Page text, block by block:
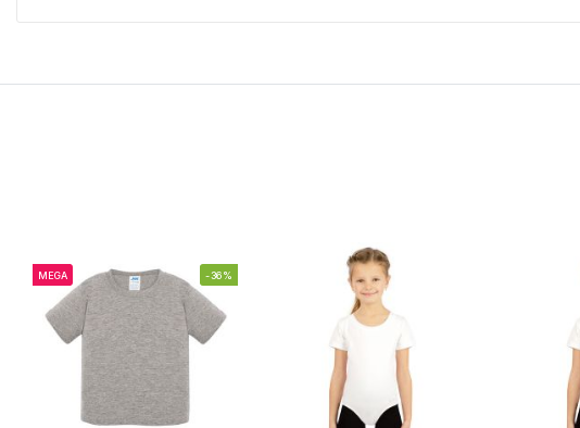
MEGA -36%